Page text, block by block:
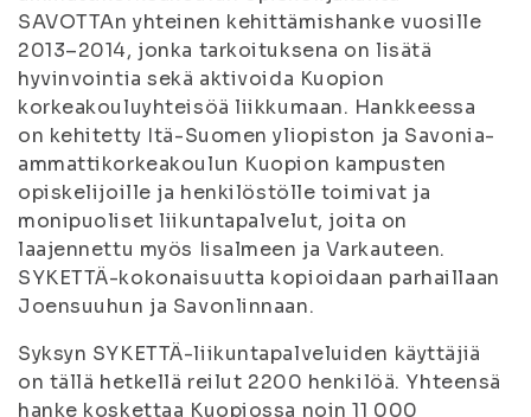
SAVOTTAn yhteinen kehittämishanke vuosille
2013–2014, jonka tarkoituksena on lisätä
hyvinvointia sekä aktivoida Kuopion
korkeakouluyhteisöä liikkumaan. Hankkeessa
on kehitetty Itä-Suomen yliopiston ja Savonia-
ammattikorkeakoulun Kuopion kampusten
opiskelijoille ja henkilöstölle toimivat ja
monipuoliset liikuntapalvelut, joita on
laajennettu myös Iisalmeen ja Varkauteen.
SYKETTÄ-kokonaisuutta kopioidaan parhaillaan
Joensuuhun ja Savonlinnaan.
Syksyn SYKETTÄ-liikuntapalveluiden käyttäjiä
on tällä hetkellä reilut 2200 henkilöä. Yhteensä
hanke koskettaa Kuopiossa noin 11 000